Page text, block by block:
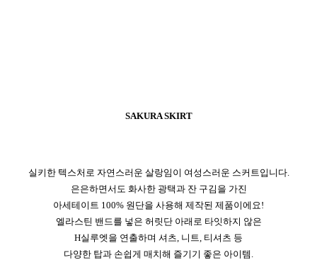
SAKURA SKIRT
실키한 텍스처로 자연스러운 살랑임이 여성스러운 스커트입니다.
은은하면서도 화사한 광택과 잔 구김을 가진
아세테이트 100% 원단을 사용해 제작된 제품이에요!
엘라스틴 밴드를 넣은 허릿단 아래로 타잇하지 않은
H실루엣을 연출하며 셔츠, 니트, 티셔츠 등
다양한 탑과 손쉽게 매치해 즐기기 좋은 아이템.